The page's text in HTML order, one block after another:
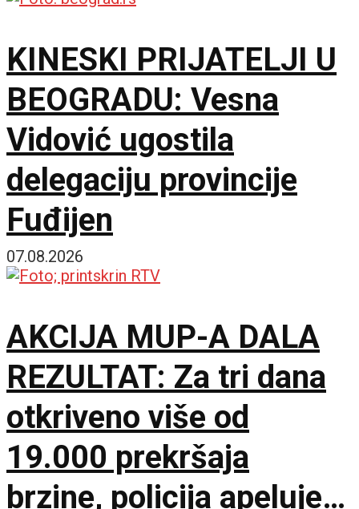
KINESKI PRIJATELJI U
BEOGRADU: Vesna
Vidović ugostila
delegaciju provincije
Fuđijen
07.08.2026
AKCIJA MUP-A DALA
REZULTAT: Za tri dana
otkriveno više od
19.000 prekršaja
brzine, policija apeluje